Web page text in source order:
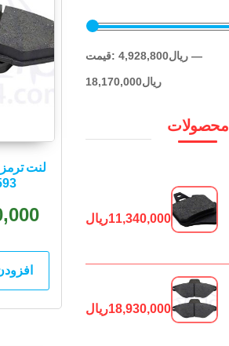
لنت
قيمت: 4,928,800ریال—
18,170,000ریال
محصولات
11,340,000ریال
18,930,000ریال